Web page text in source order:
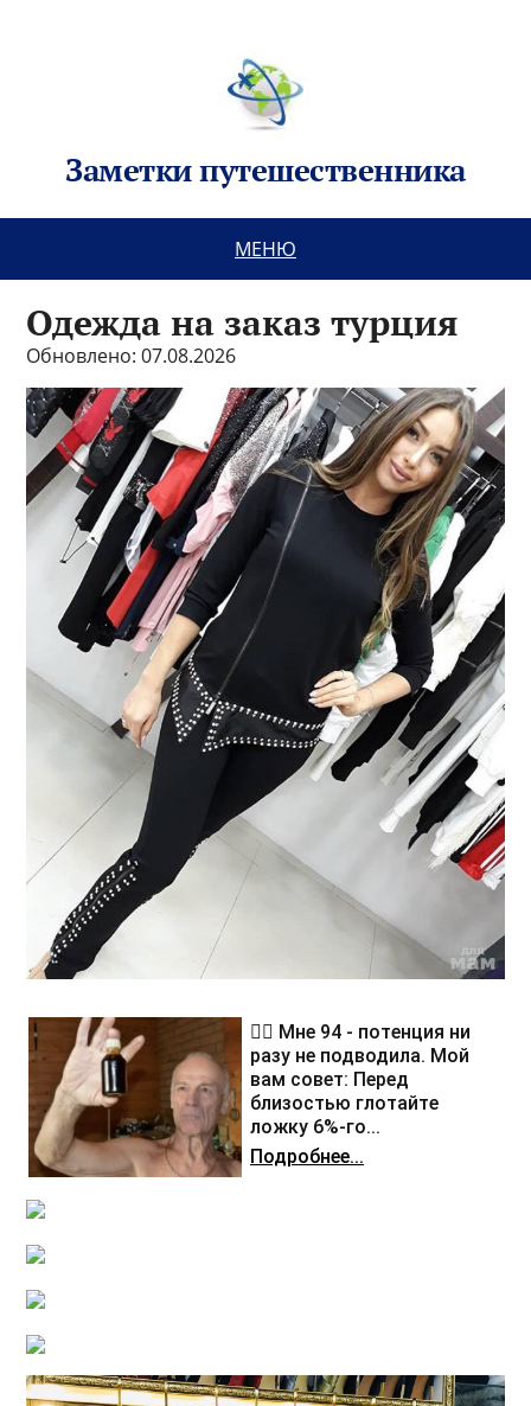
Заметки путешественника
МЕНЮ
Одежда на заказ турция
Обновлено: 07.08.2026
❤️‍🔥 Мне 94 - потенция ни
разу не подводила. Мой
вам совет: Перед
близостью глотайте
ложку 6%-го...
Подробнее...